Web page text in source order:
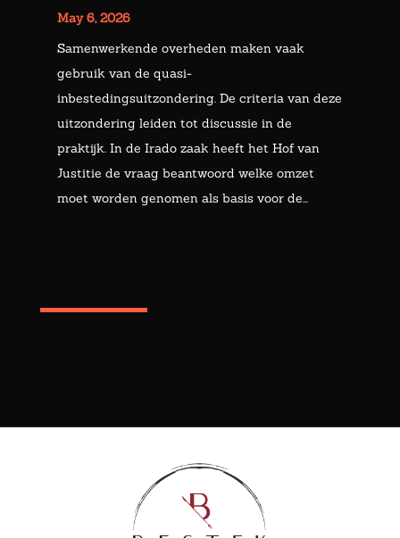
May 6, 2026
Samenwerkende overheden maken vaak
gebruik van de quasi-
inbestedingsuitzondering. De criteria van deze
uitzondering leiden tot discussie in de
praktijk. In de Irado zaak heeft het Hof van
Justitie de vraag beantwoord welke omzet
moet worden genomen als basis voor de...